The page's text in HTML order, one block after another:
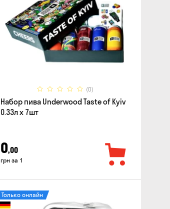
(0)
Набор пива Underwood Taste of Kyiv
0.33л x 7шт
0,00
грн за 1
Только онлайн